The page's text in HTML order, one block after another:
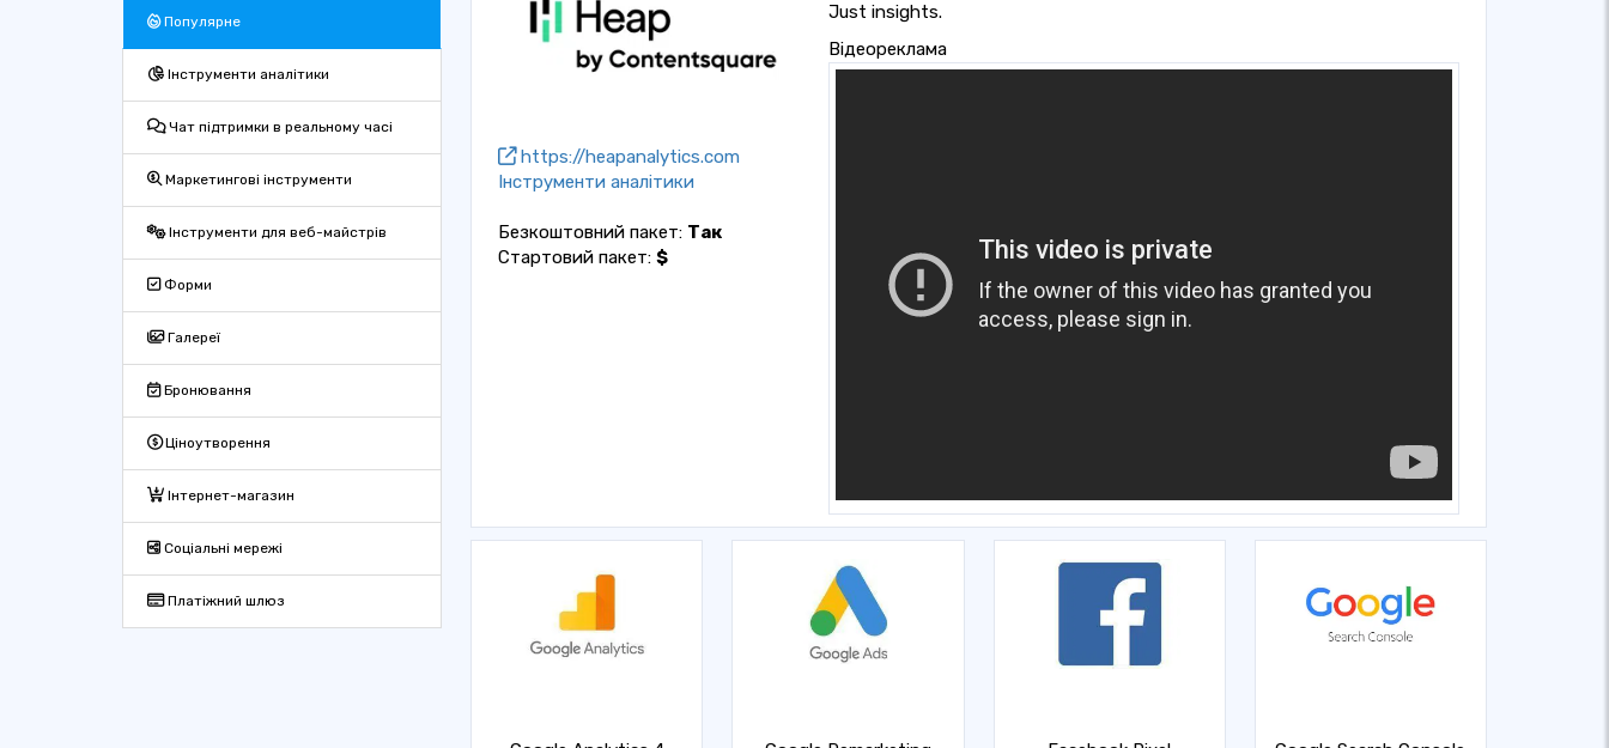
Популярне
Інструменти аналітики
Чат підтримки в реальному часі
Маркетингові інструменти
Інструменти для веб-майстрів
Форми
Галереї
Бронювання
Ціноутворення
Інтернет-магазин
Соціальні мережі
Платіжний шлюз
https://heapanalytics.com
Інструменти аналітики
Безкоштовний пакет: Так
Стартовий пакет: $
Just insights.
Відеореклама